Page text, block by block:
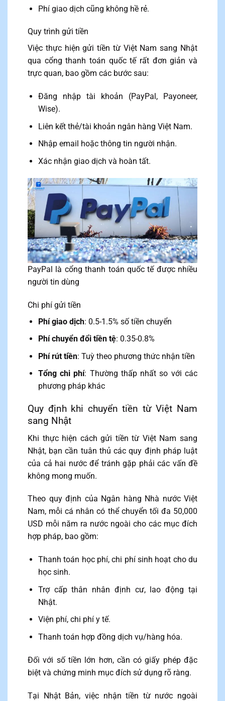
Phí giao dịch cũng không hề rẻ.
Quy trình gửi tiền
Việc thực hiện gửi tiền từ Việt Nam sang Nhật
qua cổng thanh toán quốc tế rất đơn giản và
trực quan, bao gồm các bước sau:
Đăng nhập tài khoản (PayPal, Payoneer,
Wise).
Liên kết thẻ/tài khoản ngân hàng Việt Nam.
Nhập email hoặc thông tin người nhận.
Xác nhận giao dịch và hoàn tất.
PayPal là cổng thanh toán quốc tế được nhiều
người tin dùng
Chi phí gửi tiền
Phí giao dịch: 0.5-1.5% số tiền chuyển
Phí chuyển đổi tiền tệ: 0.35-0.8%
Phí rút tiền: Tuỳ theo phương thức nhận tiền
Tổng chi phí: Thường thấp nhất so với các
phương pháp khác
Quy định khi chuyển tiền từ Việt Nam
sang Nhật
Khi thực hiện cách gửi tiền từ Việt Nam sang
Nhật, bạn cần tuân thủ các quy định pháp luật
của cả hai nước để tránh gặp phải các vấn đề
không mong muốn.
Theo quy định của Ngân hàng Nhà nước Việt
Nam, mỗi cá nhân có thể chuyển tối đa 50,000
USD mỗi năm ra nước ngoài cho các mục đích
hợp pháp, bao gồm:
Thanh toán học phí, chi phí sinh hoạt cho du
học sinh.
Trợ cấp thân nhân định cư, lao động tại
Nhật.
Viện phí, chi phí y tế.
Thanh toán hợp đồng dịch vụ/hàng hóa.
Đối với số tiền lớn hơn, cần có giấy phép đặc
biệt và chứng minh mục đích sử dụng rõ ràng.
Tại Nhật Bản, việc nhận tiền từ nước ngoài